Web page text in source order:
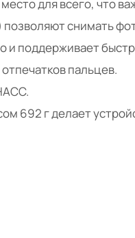
для всего, что
снимать
и поддерживает
пальцев.
692 г делает